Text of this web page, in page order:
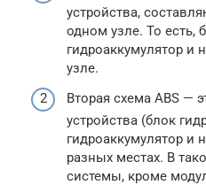
устройства,
одном узле. То есть,
гидроаккумулятор и
узле.
Вторая схема ABS —
устройства (блок
гидроаккумулятор и
разных местах. В
системы, кроме